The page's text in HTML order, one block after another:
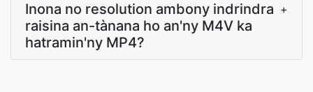
Inona no resolution ambony indrindra
raisina an-tànana ho an'ny M4V ka
hatramin'ny MP4?
+